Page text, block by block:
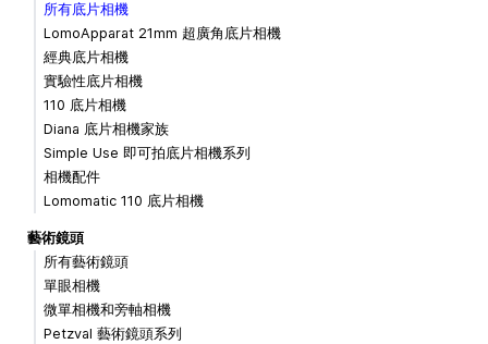
所有底片相機
LomoApparat 21mm 超廣角底片相機
經典底片相機
實驗性底片相機
110 底片相機
Diana 底片相機家族
Simple Use 即可拍底片相機系列
相機配件
Lomomatic 110 底片相機
藝術鏡頭
所有藝術鏡頭
單眼相機
微單相機和旁軸相機
Petzval 藝術鏡頭系列